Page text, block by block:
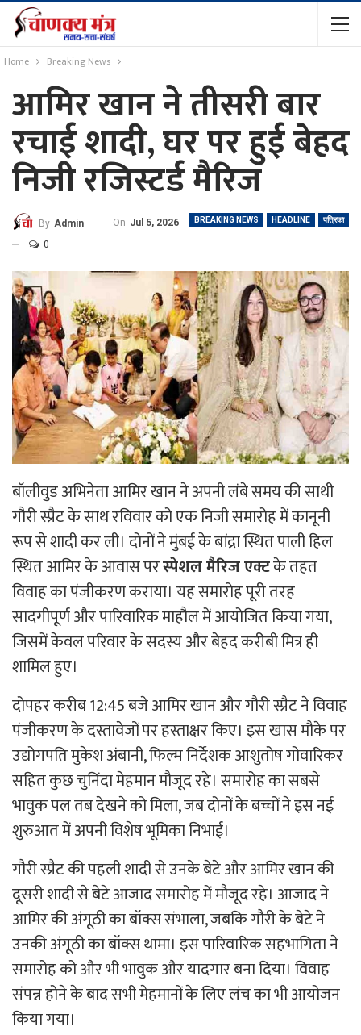
Home Breaking News
आमिर खान ने तीसरी बार
रचाई शादी, घर पर हुई बेहद
निजी रजिस्टर्ड मैरिज
BREAKING NEWS HEADLINE पत्रिका
By Admin On Jul 5, 2026
0
बॉलीवुड अभिनेता आमिर खान ने अपनी लंबे समय की साथी
गौरी स्प्रैट के साथ रविवार को एक निजी समारोह में कानूनी
रूप से शादी कर ली। दोनों ने मुंबई के बांद्रा स्थित पाली हिल
स्थित आमिर के आवास परस्पेशल मैरिज एक्टके तहत
विवाह का पंजीकरण कराया। यह समारोह पूरी तरह
सादगीपूर्ण और पारिवारिक माहौल में आयोजित किया गया,
जिसमें केवल परिवार के सदस्य और बेहद करीबी मित्र ही
शामिल हुए।
दोपहर करीब 12:45 बजे आमिर खान और गौरी स्प्रैट ने विवाह
पंजीकरण के दस्तावेजों पर हस्ताक्षर किए। इस खास मौके पर
उद्योगपति मुकेश अंबानी, फिल्म निर्देशक आशुतोष गोवारिकर
सहित कुछ चुनिंदा मेहमान मौजूद रहे। समारोह का सबसे
भावुक पल तब देखने को मिला, जब दोनों के बच्चों ने इस नई
शुरुआत में अपनी विशेष भूमिका निभाई।
गौरी स्प्रैट की पहली शादी से उनके बेटे और आमिर खान की
दूसरी शादी से बेटे आजाद समारोह में मौजूद रहे। आजाद ने
आमिर की अंगूठी का बॉक्स संभाला, जबकि गौरी के बेटे ने
उनकी अंगूठी का बॉक्स थामा। इस पारिवारिक सहभागिता ने
समारोह को और भी भावुक और यादगार बना दिया। विवाह
संपन्न होने के बाद सभी मेहमानों के लिए लंच का भी आयोजन
किया गया।